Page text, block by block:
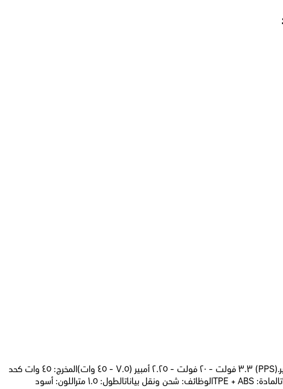
تفاصيل المنتج: الإدخال: ١٠٠ - ٢٤٠ فولت ~ ٥٠ / ٦٠ هرتز، ١.٢ أمبير. الخرج: ٥ فولت - ٣ أمبير؛ ٩ فولت - ٣ أمبير؛ ١٥ فولت - ٣ أمبير؛ ٢٠ فولت - ٢.٢٥ أمبير.(PPS) ٣.٣ فولت - ٢٠ فولت - ٢.٢٥ أمبير (٧.٥ - ٤٥ وات)المخرج: ٤٥ وات كحد